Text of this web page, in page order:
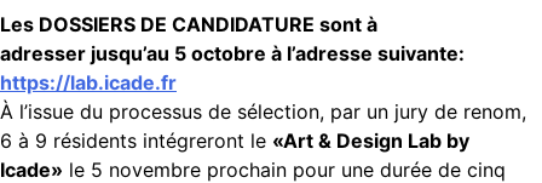
Les DOSSIERS DE CANDIDATURE sont à
adresser jusqu’au 5 octobre à l’adresse suivante:
https://lab.icade.fr
À l’issue du processus de sélection, par un jury de renom,
6 à 9 résidents intégreront le «Art & Design Lab by
Icade» le 5 novembre prochain pour une durée de cinq